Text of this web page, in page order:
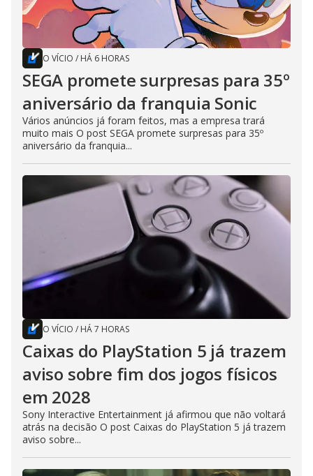
O VÍCIO / HÁ 6 HORAS
SEGA promete surpresas para 35º
aniversário da franquia Sonic
Vários anúncios já foram feitos, mas a empresa trará
muito mais O post SEGA promete surpresas para 35º
aniversário da franquia...
O VÍCIO / HÁ 7 HORAS
Caixas do PlayStation 5 já trazem
aviso sobre fim dos jogos físicos
em 2028
Sony Interactive Entertainment já afirmou que não voltará
atrás na decisão O post Caixas do PlayStation 5 já trazem
aviso sobre...